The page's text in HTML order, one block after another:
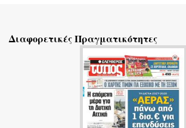
λ
Διαφορετικές Πραγματικότητες